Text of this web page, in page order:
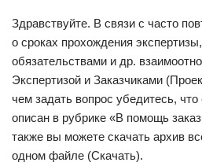
Здравствуйте. В связи с часто
о сроках прохождения
обязательствами и др.
Экспертизой и Заказчиками
чем задать вопрос убедитесь,
описан в рубрике «В помощь
также вы можете скачать архив
одном файле (Скачать).